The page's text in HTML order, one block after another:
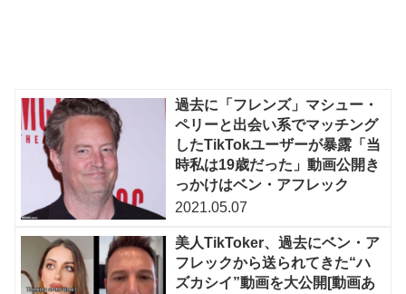
過去に「フレンズ」マシュー・
ペリーと出会い系でマッチング
したTikTokユーザーが暴露「当
時私は19歳だった」動画公開き
っかけはベン・アフレック
2021.05.07
美人TikToker、過去にベン・ア
フレックから送られてきた“ハ
ズカシイ”動画を大公開[動画あ